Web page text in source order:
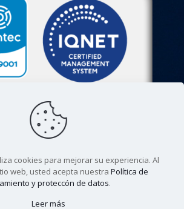
cookies para mejorar su experiencia. Al
web, usted acepta nuestra Política de
y proteccón de datos.
Leer más